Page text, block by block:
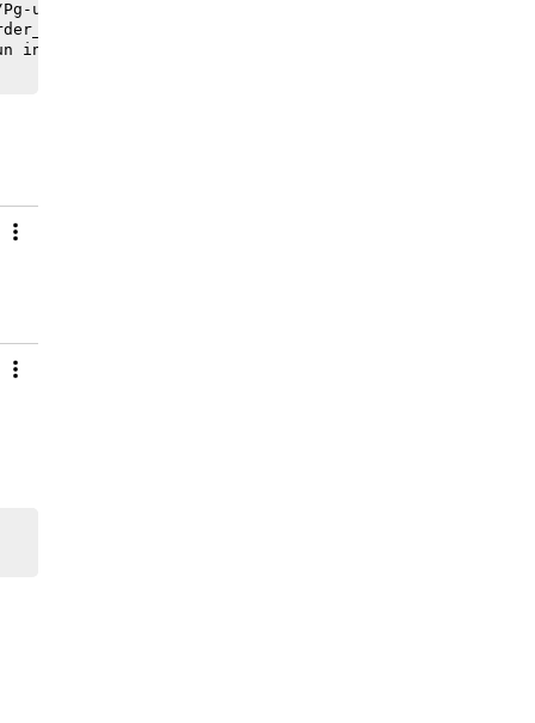
upgrade2/
inside a transaction block